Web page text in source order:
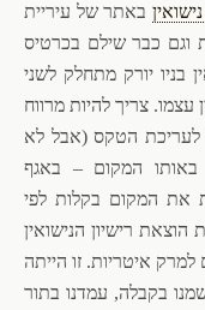
באתר של עיריית
וגם כבר שילם בכרטיס
לנישואין בניו יורק מתחלק לשני
עצמו. צריך להיות מרווח
ועד לעריכת הטקס (אבל לא
באותו המקום – באגף
את המקום בקלות לפי
רישיון הנישואין
למרק איטריות. זו הייתה
בקבלה, עמדנו בתור